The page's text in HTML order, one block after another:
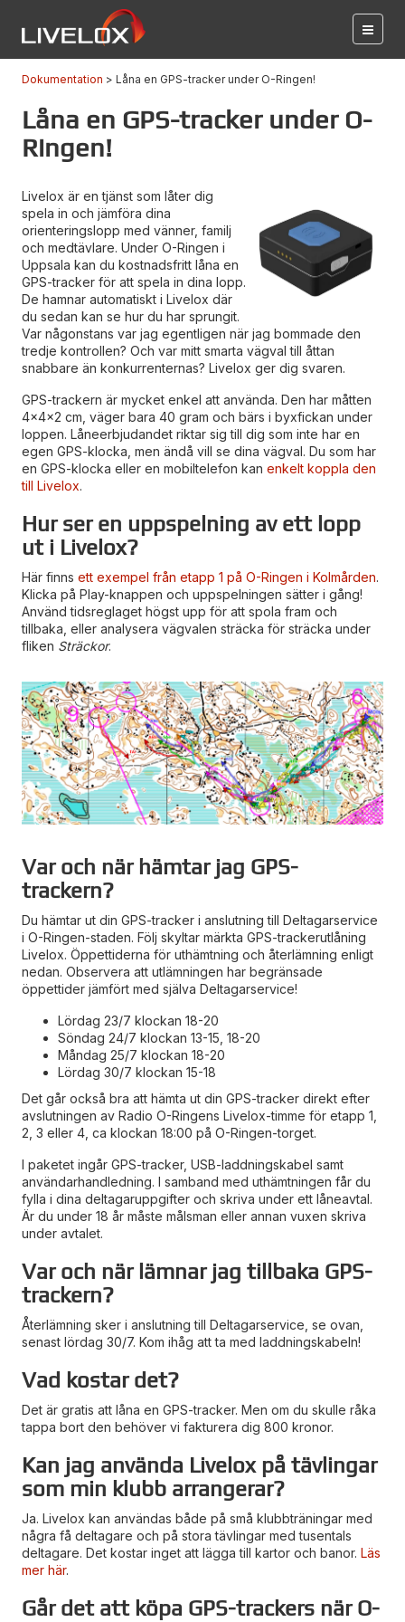
Dokumentation Låna en GPS-tracker under O-Ringen!
Låna en GPS-tracker under O-
Ringen!
Livelox är en tjänst som låter dig
spela in och jämföra dina
orienteringslopp med vänner, familj
och medtävlare. Under O-Ringen i
Uppsala kan du kostnadsfritt låna en
GPS-tracker för att spela in dina lopp.
De hamnar automatiskt i Livelox där
du sedan kan se hur du har sprungit.
Var någonstans var jag egentligen när jag bommade den
tredje kontrollen? Och var mitt smarta vägval till åttan
snabbare än konkurrenternas? Livelox ger dig svaren.
GPS-trackern är mycket enkel att använda. Den har måtten
4x4x2 cm, väger bara 40 gram och bärs i byxfickan under
loppen. Låneerbjudandet riktar sig till dig som inte har en
egen GPS-klocka, men ändå vill se dina vägval. Du som har
en GPS-klocka eller en mobiltelefon kan enkelt koppla den
till Livelox.
Hur ser en uppspelning av ett lopp
ut i Livelox?
Här finns ett exempel från etapp 1 på O-Ringen i Kolmården.
Klicka på Play-knappen och uppspelningen sätter i gång!
Använd tidsreglaget högst upp för att spola fram och
tillbaka, eller analysera vägvalen sträcka för sträcka under
fliken Sträckor.
Var och när hämtar jag GPS-
trackern?
Du hämtar ut din GPS-tracker i anslutning till Deltagarservice
i O-Ringen-staden. Följ skyltar märkta GPS-trackerutlåning
Livelox. Öppettiderna för uthämtning och återlämning enligt
nedan. Observera att utlämningen har begränsade
öppettider jämfört med själva Deltagarservice!
Lördag 23/7 klockan 18-20
Söndag 24/7 klockan 13-15, 18-20
Måndag 25/7 klockan 18-20
Lördag 30/7 klockan 15-18
Det går också bra att hämta ut din GPS-tracker direkt efter
avslutningen av Radio O-Ringens Livelox-timme för etapp 1,
2, 3 eller 4, ca klockan 18:00 på O-Ringen-torget.
I paketet ingår GPS-tracker, USB-laddningskabel samt
användarhandledning. I samband med uthämtningen får du
fylla i dina deltagaruppgifter och skriva under ett låneavtal.
Är du under 18 år måste målsman eller annan vuxen skriva
under avtalet.
Var och när lämnar jag tillbaka GPS-
trackern?
Återlämning sker i anslutning till Deltagarservice, se ovan,
senast lördag 30/7. Kom ihåg att ta med laddningskabeln!
Vad kostar det?
Det är gratis att låna en GPS-tracker. Men om du skulle råka
tappa bort den behöver vi fakturera dig 800 kronor.
Kan jag använda Livelox på tävlingar
som min klubb arrangerar?
Ja. Livelox kan användas både på små klubbträningar med
några få deltagare och på stora tävlingar med tusentals
deltagare. Det kostar inget att lägga till kartor och banor. Läs
mer här.
Går det att köpa GPS-trackers när O-